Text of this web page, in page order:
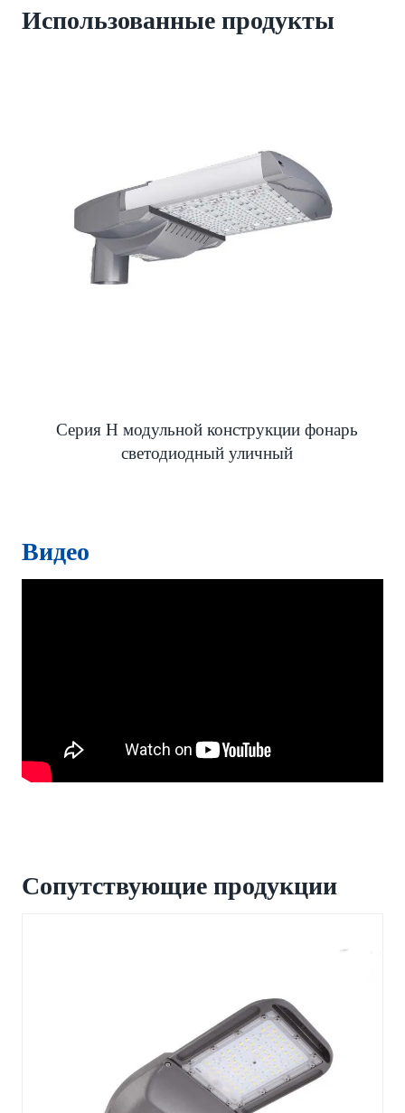
Использованные продукты
Серия H модульной конструкции фонарь
светодиодный уличный
Видео
Сопутствующие продукции